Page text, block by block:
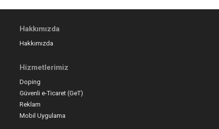
Hakkımızda
Hakkımızda
Hizmetlerimiz
Doping
Güvenli e-Ticaret (GeT)
Reklam
Mobil Uygulama